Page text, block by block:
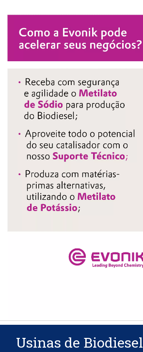
Usinas de Biodiesel